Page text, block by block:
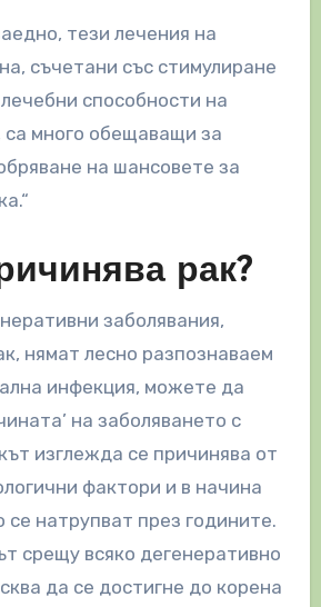
тези лечения на
съчетани със стимулиране
способности на
са много обещаващи за
на шансовете за
рак?
заболявания,
нямат лесно разпознаваем
инфекция, можете да
на заболяването с
изглежда се причинява от
фактори и в начина
се натрупват през годините.
срещу всяко дегенеративно
да се достигне до корена